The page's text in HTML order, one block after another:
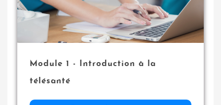
Module 1 - Introduction à la
télésanté